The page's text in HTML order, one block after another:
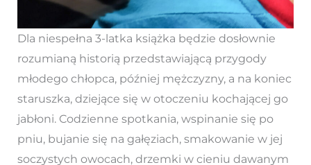
Dla niespełna 3-latka książka będzie dosłownie
rozumianą historią przedstawiającą przygody
młodego chłopca, później mężczyzny, a na koniec
staruszka, dziejące się w otoczeniu kochającej go
jabłoni. Codzienne spotkania, wspinanie się po
pniu, bujanie się na gałęziach, smakowanie w jej
soczystych owocach, drzemki w cieniu dawanym